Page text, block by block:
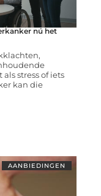
nú het
stress of iets
kan die
AANBIEDINGEN